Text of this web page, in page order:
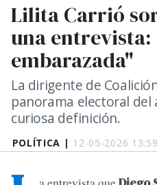
POLÍTICA | 12-05-2026 13:59
Lilita Carrió
una entrevista:
embarazada"
La dirigente de
panorama electoral del
curiosa definición.